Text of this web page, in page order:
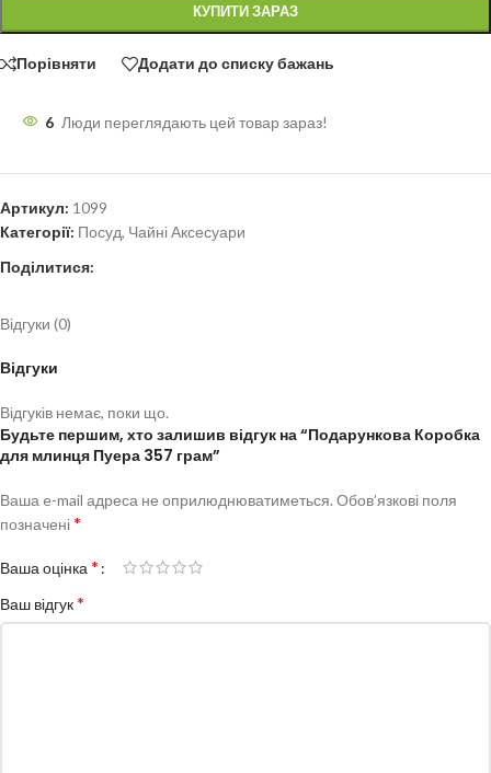
КУПИТИ ЗАРАЗ
Порівняти Додати до списку бажань
6 Люди переглядають цей товар зараз!
Артикул: 1099
Категорії: Посуд, Чайні Аксесуари
Поділитися:
Відгуки (0)
Відгуки
Відгуків немає, поки що.
Будьте першим, хто залишив відгук на “Подарункова Коробка
для млинця Пуера 357 грам”
Ваша e-mail адреса не оприлюднюватиметься. Обов’язкові поля
позначені*
Ваша оцінка *
Ваш відгук*